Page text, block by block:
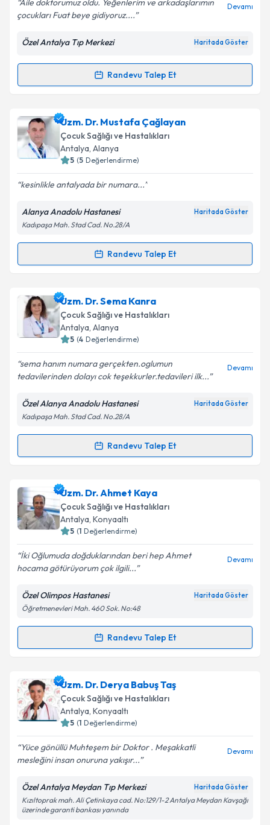
Kişisel verilerimin işlenmesine ilişkin
Aydınlatma
kapsamda işlenmesini kabul ediyorum.
Aile doktorumuz oldu. Yeğenlerim ve arkadaşlarımın
çocukları Fuat beye gidiyoruz....
Devamı
Özel Antalya Tıp Merkezi Haritada Göster
Randevu Talep Et
Randevu Takvimi Talebi
Uzm. Dr. Fuat Bigatiçin randevu takvimi talebi
oluşturun. Size bu uzmandan randevu almanız için bir
takvim hazırlandığında e-posta ile bilgilendireceğiz.
Kişisel verilerimin işlenmesine ilişkin
Metni'ni okudum ve kişisel verilerimin belirtilen
kapsamda işlenmesini kabul ediyorum.
Uzm. Dr. Mustafa Çağlayan
Çocuk Sağlığı ve Hastalıkları
Antalya, Alanya
5 (5 Değerlendirme)
kesinlikle antalyada bir numara...
Alanya Anadolu Hastanesi Haritada Göster
Kadıpaşa Mah. Stad Cad. No.28/A
Randevu Talep Et
Randevu Takvimi Talebi
Uzm. Dr. Mustafa Çağlayaniçin randevu takvimi
talebi oluşturun. Size bu uzmandan randevu almanız
için bir takvim hazırlandığında e-posta ile
bilgilendireceğiz.
E-posta Adresiniz
Kişisel verilerimin işlenmesine ilişkin
Metni'ni okudum ve kişisel verilerimin belirtilen
kapsamda işlenmesini kabul ediyorum.
Uzm. Dr. Sema Kanra
Çocuk Sağlığı ve Hastalıkları
Antalya, Alanya
5 (4 Değerlendirme)
sema hanım numara gerçekten.oglumun
tedavilerinden dolayı cok teşekkurler.tedavileri ilk...
Devamı
Özel Alanya Anadolu Hastanesi Haritada Göster
Kadıpaşa Mah. Stad Cad. No.28/A
Randevu Talep Et
Randevu Takvimi Talebi
Uzm. Dr. Sema Kanraiçin randevu takvimi talebi
oluşturun. Size bu uzmandan randevu almanız için bir
takvim hazırlandığında e-posta ile bilgilendireceğiz.
Kişisel verilerimin işlenmesine ilişkin
Aydınlatma
Metni'ni okudum ve kişisel verilerimin belirtilen
kapsamda işlenmesini kabul ediyorum.
Uzm. Dr. Ahmet Kaya
Çocuk Sağlığı ve Hastalıkları
Antalya, Konyaaltı
5 (1 Değerlendirme)
İki Oğlumuda doğduklarından beri hep Ahmet
hocama götürüyorum çok ilgili...
Devamı
Özel Olimpos Hastanesi Haritada Göster
Öğretmenevleri Mah. 460 Sok. No:48
Randevu Talep Et
Randevu Takvimi Talebi
Uzm. Dr. Ahmet Kaya için randevu takvimi talebi
oluşturun. Size bu uzmandan randevu almanız için bir
takvim hazırlandığında e-posta ile bilgilendireceğiz.
Kişisel verilerimin işlenmesine ilişkin
Aydınlatma
Metni'ni okudum ve kişisel verilerimin belirtilen
kapsamda işlenmesini kabul ediyorum.
Uzm. Dr. Derya Babuş Taş
Çocuk Sağlığı ve Hastalıkları
Antalya, Konyaaltı
5 (1 Değerlendirme)
Yüce gönüllü Muhteşem bir Doktor . Meşakkatli
mesleğini insan onuruna yakışır...
Devamı
Özel Antalya Meydan Tıp Merkezi Haritada Göster
Kızıltoprak mah. Ali Çetinkaya cad. No:129/1-2 Antalya Meydan Kavşağı
üzerinde garanti bankası yanında